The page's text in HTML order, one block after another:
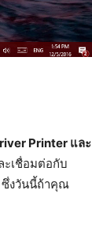
Printer และ
ะเชื่อมต่อกับ
ซึ่งวันนี้ถ้าคุณ